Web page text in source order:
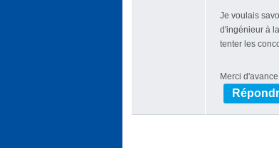
Je voulais
d'ingénieur à
tenter les
Merci d'avance